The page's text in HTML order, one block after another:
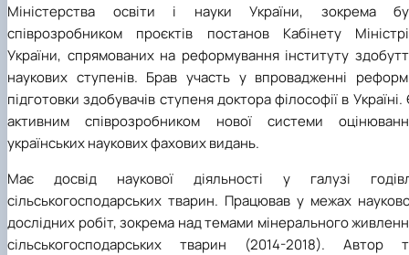
Міністерства освіти і науки України, зокрема
співрозробником проєктів постанов Кабінету
України, спрямованих на реформування інституту
наукових ступенів. Брав участь у впровадженні
підготовки здобувачів ступеня доктора філософії в Україні.
активним співрозробником нової системи
українських наукових фахових видань.
Має досвід наукової діяльності у галузі
сільськогосподарських тварин. Працював у межах
дослідних робіт, зокрема над темами мінерального
сільськогосподарських тварин (2014-2018). Автор